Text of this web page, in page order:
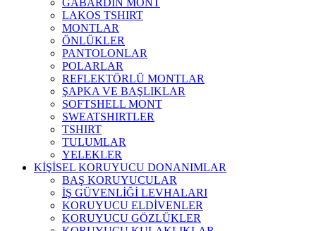
LAKOS TSHIRT
MONTLAR
ÖNLÜKLER
PANTOLONLAR
POLARLAR
REFLEKTÖRLÜ MONTLAR
ŞAPKA VE BAŞLIKLAR
SOFTSHELL MONT
SWEATSHIRTLER
TSHIRT
TULUMLAR
YELEKLER
KİŞİSEL KORUYUCU DONANIMLAR
BAŞ KORUYUCULAR
İŞ GÜVENLİĞİ LEVHALARI
KORUYUCU ELDİVENLER
KORUYUCU GÖZLÜKLER